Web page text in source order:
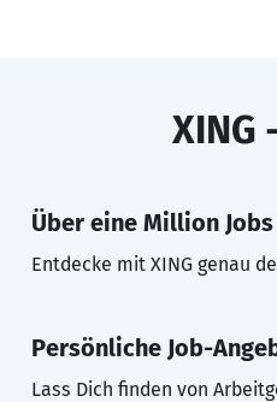
XING
Über eine Million Jobs
Entdecke mit XING genau
Persönliche Job-
Lass Dich finden von